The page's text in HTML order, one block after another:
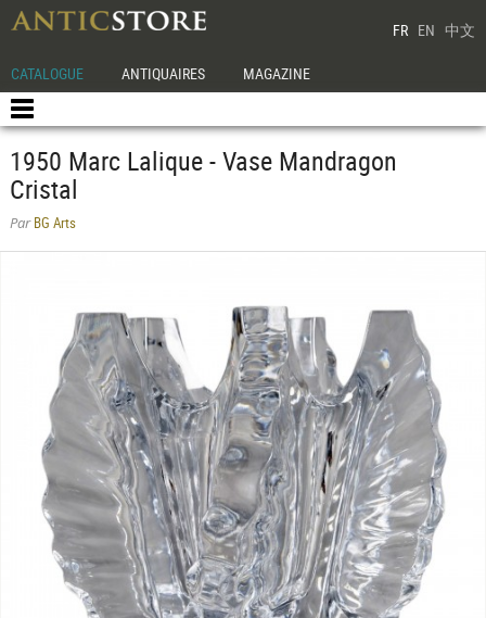
FR EN 中文
CATALOGUE ANTIQUAIRES MAGAZINE
1950 Marc Lalique - Vase Mandragon
Cristal
ParBG Arts